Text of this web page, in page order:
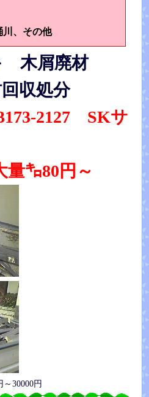
川、その他
木屑廃材
収処分
2127 SKサ
㌔80円～
～30000円